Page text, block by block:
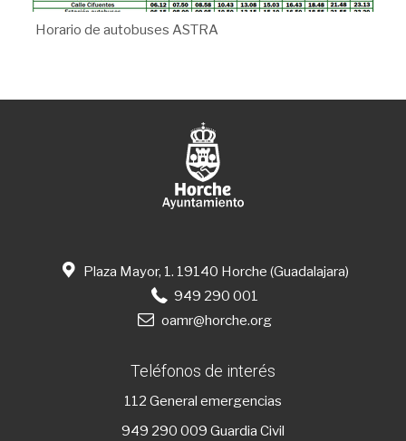
Horario de autobuses ASTRA
Plaza Mayor, 1. 19140 Horche (Guadalajara)
949 290 001
oamr@horche.org
Teléfonos de interés
112 General emergencias
949 290 009 Guardia Civil